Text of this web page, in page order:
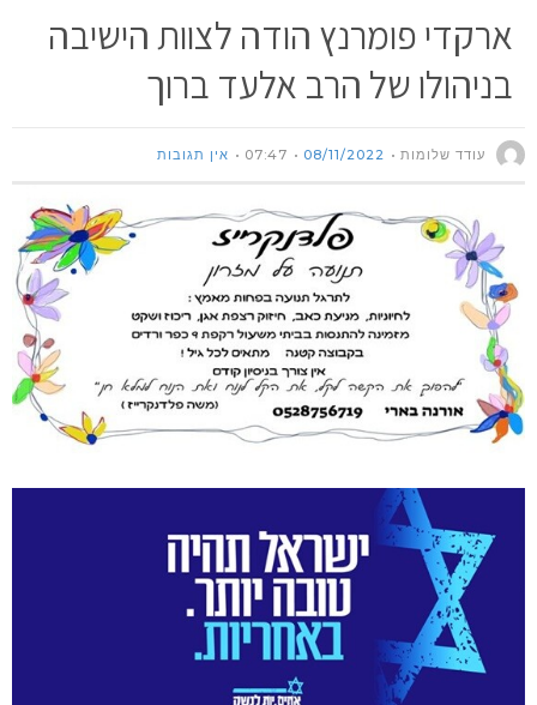
ארקדי פומרנץ הודה לצוות הישיבה
בניהולו של הרב אלעד ברוך
עודד שלומות 08/11/2022
07:47 אין תגובות